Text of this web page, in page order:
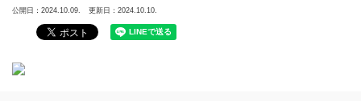
公開日：2024.10.09. 更新日：2024.10.10.